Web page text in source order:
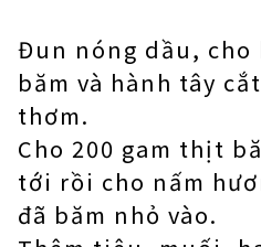
Đun nóng dầu,
băm và hành tây
thơm.
Cho 200 gam thịt
tới rồi cho nấm
đã băm nhỏ vào.